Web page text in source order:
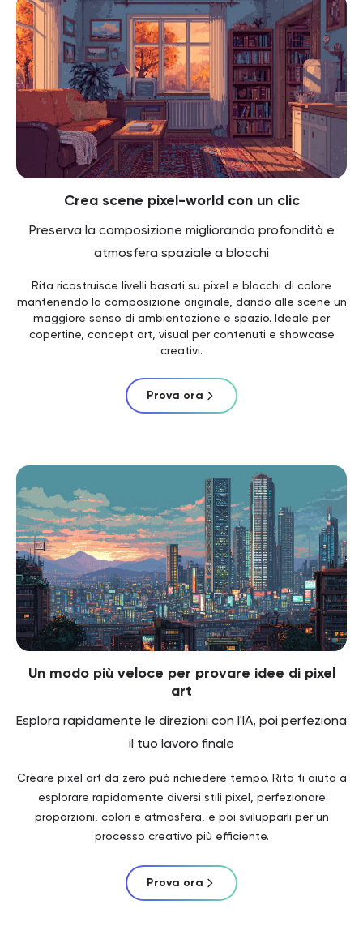
Crea scene pixel-world con un clic
Preserva la composizione migliorando profondità e
atmosfera spaziale a blocchi
Rita ricostruisce livelli basati su pixel e blocchi di colore
mantenendo la composizione originale, dando alle scene un
maggiore senso di ambientazione e spazio. Ideale per
copertine, concept art, visual per contenuti e showcase
creativi.
Prova ora
Un modo più veloce per provare idee di pixel
art
Esplora rapidamente le direzioni con l'IA, poi perfeziona
il tuo lavoro finale
Creare pixel art da zero può richiedere tempo. Rita ti aiuta a
esplorare rapidamente diversi stili pixel, perfezionare
proporzioni, colori e atmosfera, e poi svilupparli per un
processo creativo più efficiente.
Prova ora